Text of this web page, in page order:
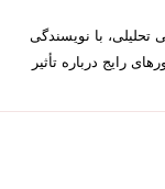
تحلیلی، با نویسندگی
رایج درباره تأثیر